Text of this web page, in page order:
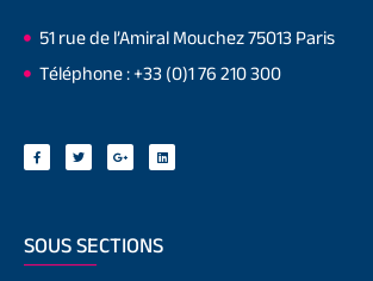
51 rue de l’Amiral Mouchez 75013 Paris
Téléphone : +33 (0)1 76 210 300
SOUS SECTIONS